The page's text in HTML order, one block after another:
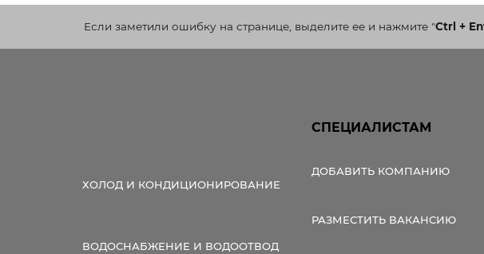
Если заметили ошибку на странице, выделите ее и нажмите"Ctrl +
ХОЛОД И КОНДИЦИОНИРОВАНИЕ
ВОДОСНАБЖЕНИЕ И ВОДООТВОД
СПЕЦИАЛИСТАМ
ДОБАВИТЬ КОМПАНИЮ
РАЗМЕСТИТЬ ВАКАНСИЮ